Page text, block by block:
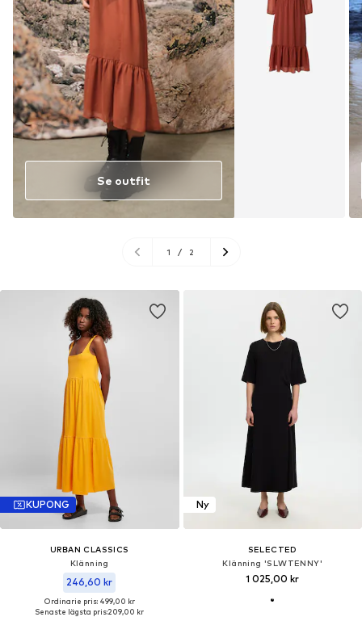
KUPONG
URBAN CLASSICS
Klänning
246,60 kr
Ordinarie pris: 499,00 kr
Senaste lägsta pris:209,00 kr
Ny
SELECTED
Klänning 'SLWTENNY'
1 025,00 kr
Se outfit
1 / 2